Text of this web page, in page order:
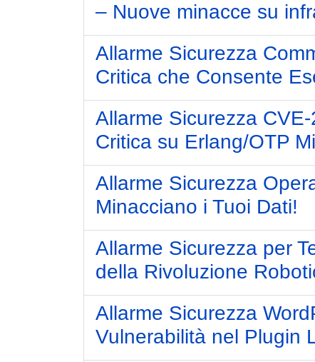
– Nuove minacce su
Allarme Sicurezza
Critica che Consente
Allarme Sicurezza
Critica su Erlang/OTP
Allarme Sicurezza
Minacciano i Tuoi Dati!
Allarme Sicurezza per
della Rivoluzione
Allarme Sicurezza
Vulnerabilità nel Plugin